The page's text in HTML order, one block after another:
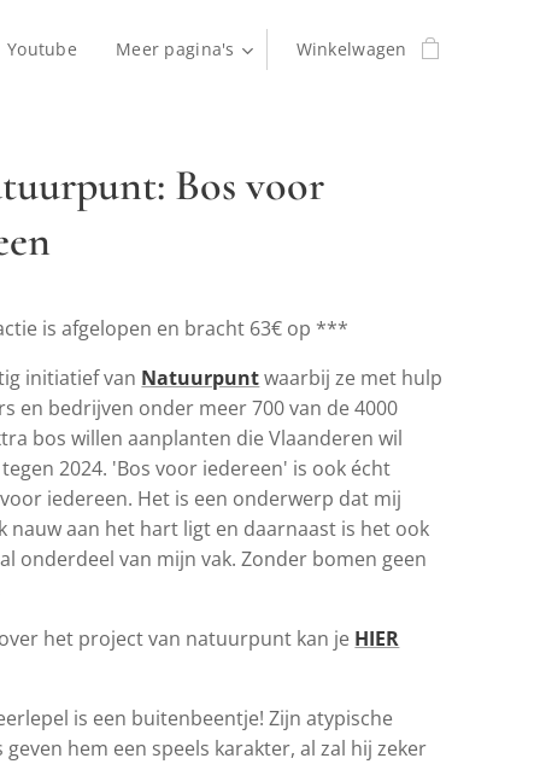
Youtube Meer pagina's Winkelwagen
Bos voor
is afgelopen en bracht 63€ op ***
initiatief van Natuurpuntwaarbij ze met hulp
en bedrijven onder meer 700 van de 4000
bos willen aanplanten die Vlaanderen wil
2024. 'Bos voor iedereen' is ook écht
iedereen. Het is een onderwerp dat mij
nauw aan het hart ligt en daarnaast is het ook
onderdeel van mijn vak. Zonder bomen geen
het project van natuurpunt kan je HIER
is een buitenbeentje! Zijn atypische
hem een speels karakter, al zal hij zeker